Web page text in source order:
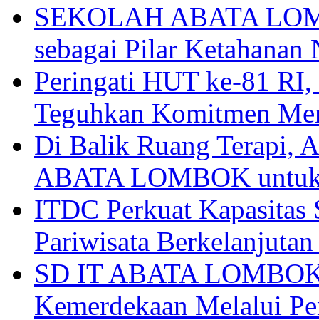
SEKOLAH ABATA
sebagai Pilar Ketahanan
Peringati HUT ke-81
Teguhkan Komitmen
Di Balik Ruang Terapi,
ABATA LOMBOK
ITDC Perkuat
Pariwisata
SD IT ABATA
Kemerdekaan Melalui